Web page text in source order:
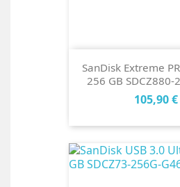
SanDisk Extreme
256 GB SDCZ880-
Cena
105,90 €